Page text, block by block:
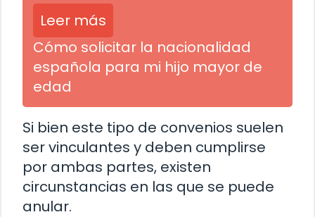
Leer más
Cómo solicitar la nacionalidad
española para mi hijo mayor de
edad
Si bien este tipo de convenios suelen
ser vinculantes y deben cumplirse
por ambas partes, existen
circunstancias en las que se puede
anular.